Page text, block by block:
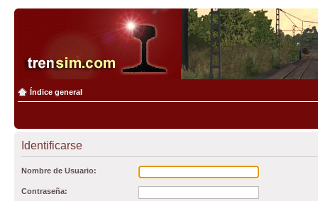
Índice general
Identificarse
Nombre de Usuario:
Contraseña: